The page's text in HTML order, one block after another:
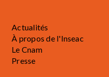
Actualités
À propos de l'Inseac
Le Cnam
Presse